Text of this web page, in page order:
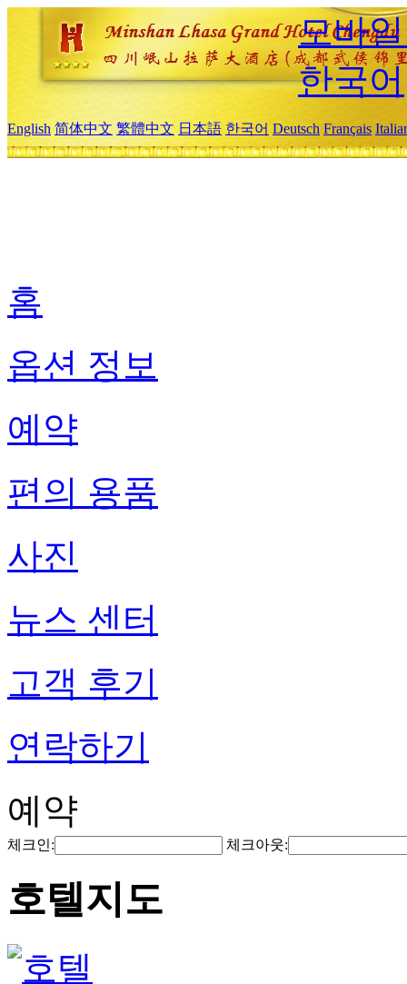
모바
한국어
English 简体中文 繁體中文 日本語 한국어 Deutsch Français
홈
옵션 정보
예약
편의 용품
사진
뉴스 센터
고객 후기
연락하기
예약
체크인: 체크아웃:
호텔지도